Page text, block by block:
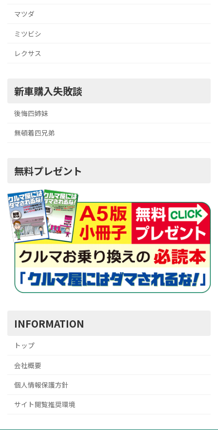
マツダ
ミツビシ
レクサス
新車購入失敗談
後悔四姉妹
無頓着四兄弟
無料プレゼント
INFORMATION
トップ
会社概要
個人情報保護方針
サイト閲覧推奨環境